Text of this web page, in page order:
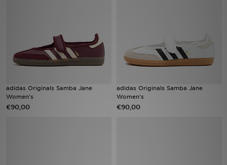
adidas Originals Samba Jane
Women's
€90,00
adidas Originals Samba Jane
Women's
€90,00
Collecties
Sports